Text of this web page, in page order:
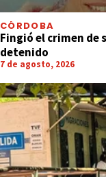
CÓRDOBA
Fingió el crimen de
detenido
7 de agosto, 2026